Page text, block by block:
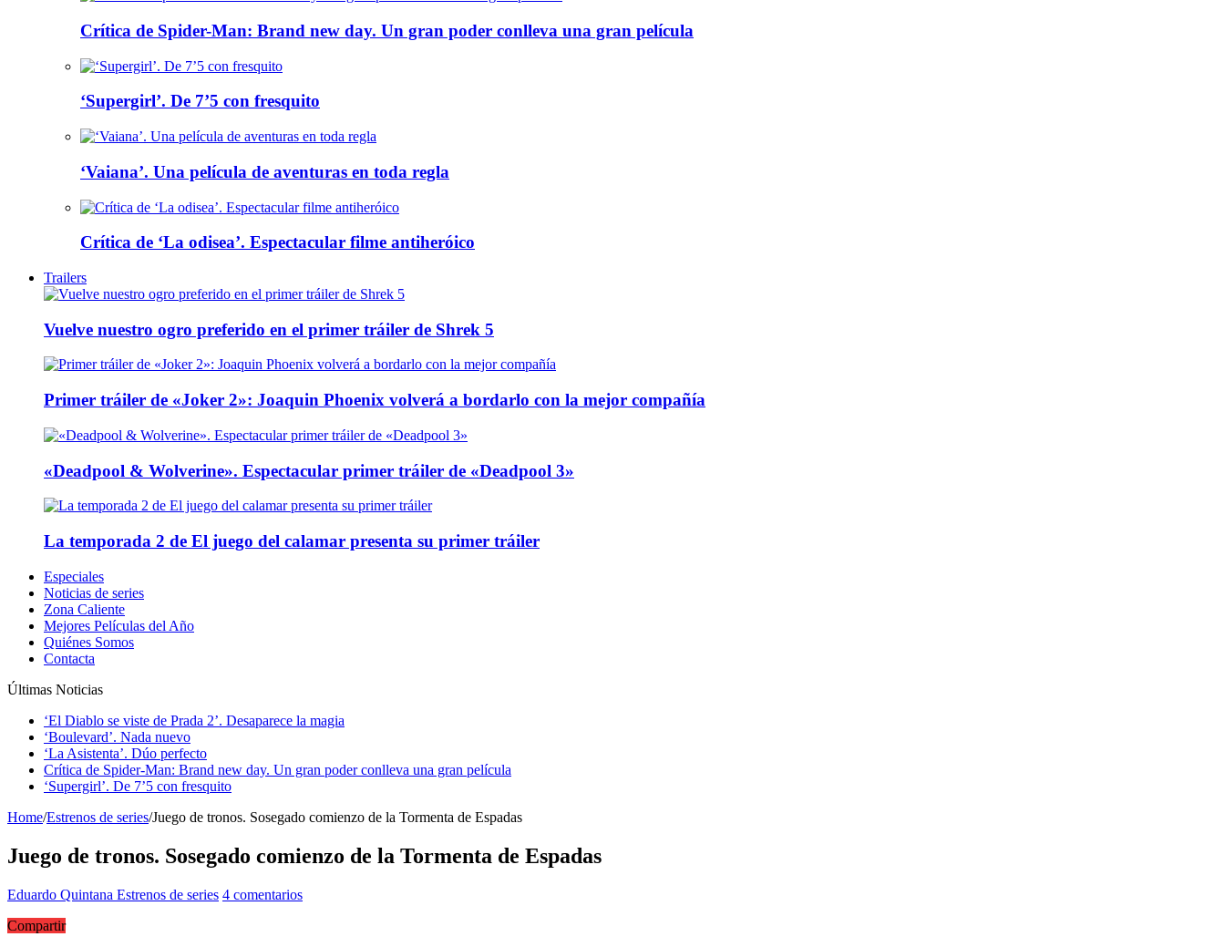
Crítica de Spider-Man: Brand new day. Un gran poder conlleva una gran película
‘Supergirl’. De 7’5 con fresquito
‘Vaiana’. Una película de aventuras en toda regla
Crítica de ‘La odisea’. Espectacular filme antiheróico
Trailers
Vuelve nuestro ogro preferido en el primer tráiler de Shrek 5
Primer tráiler de «Joker 2»: Joaquin Phoenix volverá a bordarlo con la mejor compañía
«Deadpool & Wolverine». Espectacular primer tráiler de «Deadpool 3»
La temporada 2 de El juego del calamar presenta su primer tráiler
Especiales
Noticias de series
Zona Caliente
Mejores Películas del Año
Quiénes Somos
Contacta
Últimas Noticias
‘El Diablo se viste de Prada 2’. Desaparece la magia
‘Boulevard’. Nada nuevo
‘La Asistenta’. Dúo perfecto
Crítica de Spider-Man: Brand new day. Un gran poder conlleva una gran película
‘Supergirl’. De 7’5 con fresquito
Home/Estrenos de series/Juego de tronos. Sosegado comienzo de la Tormenta de Espadas
Juego de tronos. Sosegado comienzo de la Tormenta de Espadas
Eduardo Quintana Estrenos de series 4 comentarios
Compartir